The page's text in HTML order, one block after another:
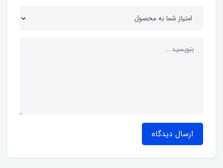
ارسال دیدگاه